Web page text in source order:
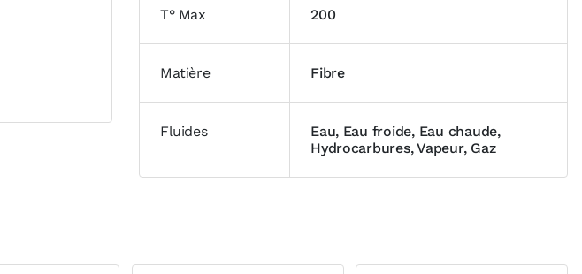
T° Max 200
Matière Fibre
Fluides
Eau, Eau froide, Eau chaude,
Hydrocarbures, Vapeur, Gaz